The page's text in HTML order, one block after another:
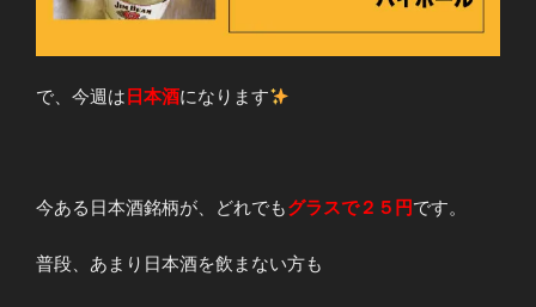
で、今週は 日本酒になります
今ある日本酒銘柄が、どれでもグラスで２５円です。
普段、あまり日本酒を飲まない方も